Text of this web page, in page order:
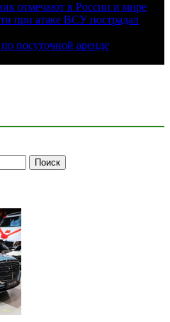
отмечают в России и мире
при атаке ВСУ пострадал
посуточной аренде